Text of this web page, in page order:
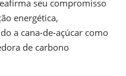
seu compromisso
energética,
a cana-de-açúcar como
de carbono